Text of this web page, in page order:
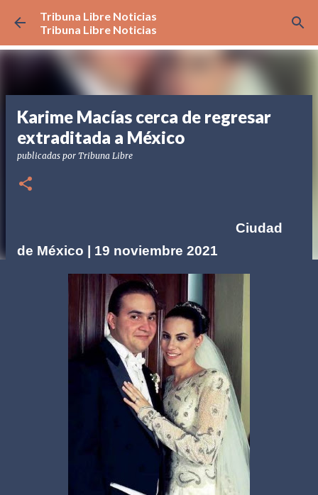
Ir al contenido principal
Tribuna Libre Noticias
Tribuna Libre Noticias
Karime Macías cerca de regresar
extraditada a México
publicadas por Tribuna Libre
Ciudad
de México | 19 noviembre 2021